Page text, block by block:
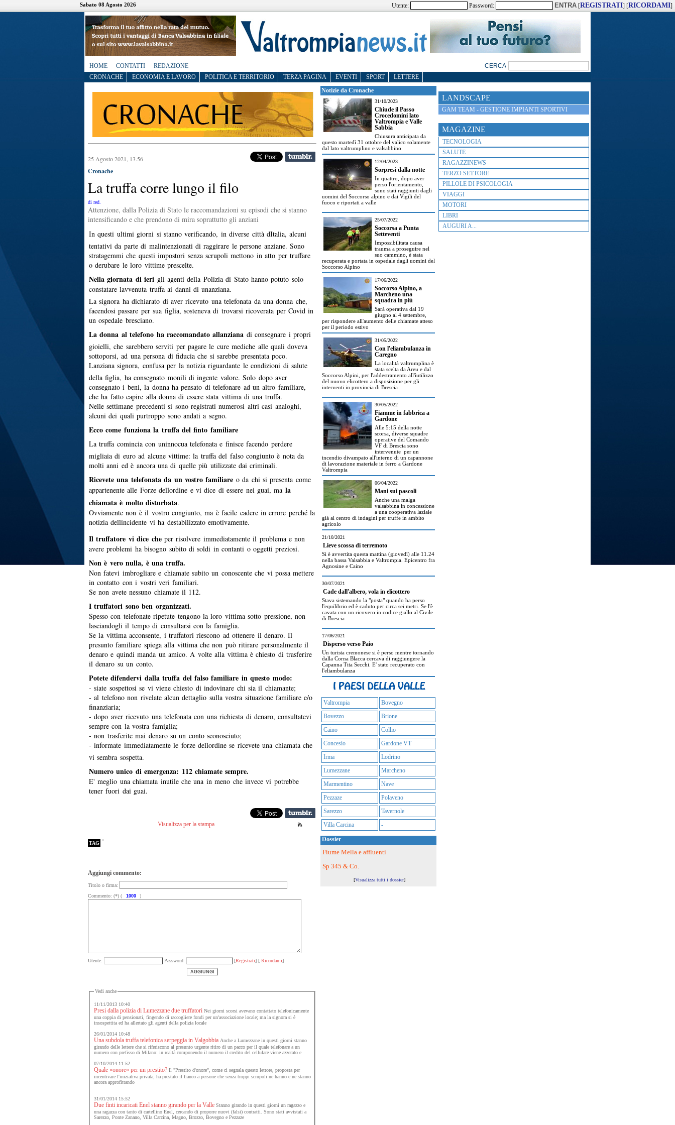
Sabato 08 Agosto 2026 Utente: Password: [REGISTRATI] [RICORDAMI]
HOME CONTATTI
REDAZIONE
CRONACHE
ECONOMIA E LAVORO POLITICA E TERRITORIO TERZA PAGINA EVENTI SPORT LETTERE
LANDSCAPE
GAM TEAM - GESTIONE IMPIANTI SPORTIVI
MAGAZINE
TECNOLOGIA
SALUTE
RAGAZZINEWS
TERZO SETTORE
PILLOLE DI PSICOLOGIA
VIAGGI
MOTORI
LIBRI
AUGURI A...
25 Agosto 2021, 13.56
Cronache
La truffa corre lungo il filo
di red.
Attenzione, dalla Polizia di Stato le raccomandazioni su episodi che si stanno
intensificando e che prendono di mira soprattutto gli anziani
In questi ultimi giorni si stanno verificando, in diverse città dItalia, alcuni
tentativi da parte di malintenzionati di raggirare le persone anziane. Sono
stratagemmi che questi impostori senza scrupoli mettono in atto per truffare
o derubare le loro vittime prescelte.
Nella giornata di ieri gli agenti della Polizia di Stato hanno potuto solo
constatare lavvenuta truffa ai danni di unanziana.
La signora ha dichiarato di aver ricevuto una telefonata da una donna che,
facendosi passare per sua figlia, sosteneva di trovarsi ricoverata per Covid in
un ospedale bresciano.
La donna al telefono ha raccomandato allanziana di consegnare i propri
gioielli, che sarebbero serviti per pagare le cure mediche alle quali doveva
sottoporsi, ad una persona di fiducia che si sarebbe presentata poco.
Lanziana signora, confusa per la notizia riguardante le condizioni di salute
della figlia, ha consegnato monili di ingente valore. Solo dopo aver
consegnato i beni, la donna ha pensato di telefonare ad un altro familiare,
che ha fatto capire alla donna di essere stata vittima di una truffa.
Nelle settimane precedenti si sono registrati numerosi altri casi analoghi,
alcuni dei quali purtroppo sono andati a segno.
Ecco come funziona la truffa del finto familiare
La truffa comincia con uninnocua telefonata e finisce facendo perdere
migliaia di euro ad alcune vittime: la truffa del falso congiunto è nota da
molti anni ed è ancora una di quelle più utilizzate dai criminali.
Ricevete una telefonata da un vostro familiare o da chi si presenta come
appartenente alle Forze dellordine e vi dice di essere nei guai, ma la
chiamata è molto disturbata.
Ovviamente non è il vostro congiunto, ma è facile cadere in errore perché la
notizia dellincidente vi ha destabilizzato emotivamente.
Il truffatore vi dice cheper risolvere immediatamente il problema e non
avere problemi ha bisogno subito di soldi in contanti o oggetti preziosi.
Non è vero nulla, è una truffa.
Non fatevi imbrogliare e chiamate subito un conoscente che vi possa mettere
in contatto con i vostri veri familiari.
Se non avete nessuno chiamate il 112.
I truffatori sono ben organizzati.
Spesso con telefonate ripetute tengono la loro vittima sotto pressione, non
lasciandogli il tempo di consultarsi con la famiglia.
Se la vittima acconsente, i truffatori riescono ad ottenere il denaro. Il
presunto familiare spiega alla vittima che non può ritirare personalmente il
denaro e quindi manda un amico. A volte alla vittima è chiesto di trasferire
il denaro su un conto.
Potete difendervi dalla truffa del falso familiare in questo modo:
- siate sospettosi se vi viene chiesto di indovinare chi sia il chiamante;
- al telefono non rivelate alcun dettaglio sulla vostra situazione familiare e/o
finanziaria;
- dopo aver ricevuto una telefonata con una richiesta di denaro, consultatevi
sempre con la vostra famiglia;
- non trasferite mai denaro su un conto sconosciuto;
- informate immediatamente le forze dellordine se ricevete una chiamata che
vi sembra sospetta.
Numero unico di emergenza: 112 chiamate sempre.
E' meglio una chiamata inutile che una in meno che invece vi potrebbe
tener fuori dai guai.
Visualizza per la stampa
TAG
Aggiungi commento:
Titolo o firma:
Commento: (*) (
)
Utente: Password: [Registrati] [ Ricordami]
Vedi anche
11/11/2013 10:40
Presi dalla polizia di Lumezzane due truffatoriNei giorni scorsi avevano contattato telefonicamente
una coppia di pensionati, fingendo di raccogliere fondi per un'associazione locale; ma la signora si è
insospettita ed ha allertato gli agenti della polizia locale
26/01/2014 10:48
Una subdola truffa telefonica serpeggia in ValgobbiaAnche a Lumezzane in questi giorni stanno
girando delle lettere che si riferiscono al presunto urgente ritiro di un pacco per il quale telefonare a un
numero con prefisso di Milano: in realtà componendo il numero il credito del cellulare viene azzerato e
07/10/2014 11:52
Quale «onore» per un prestito?Il "Prestito d'onore", come ci segnala questo lettore, proposta per
incentivare l'iniziativa privata, ha prestato il fianco a persone che senza troppi scrupoli ne hanno e ne stanno
ancora approfittando
31/01/2014 15:52
Due finti incaricati Enel stanno girando per la ValleStanno girando in questi giorni un ragazzo e
una ragazza con tanto di cartellino Enel, cercando di proporre nuovi (falsi) contratti. Sono stati avvistati a
Sarezzo, Ponte Zanano, Villa Carcina, Magno, Brozzo, Bovegno e Pezzaze
Notizie da Cronache
31/10/2023
Chiude il Passo
Crocedomini lato
Valtrompia e Valle
Sabbia
Chiusura anticipata da
questo martedì 31 ottobre del valico solamente
dal lato valtrumplino e valsabbino
12/04/2023
Sorpresi dalla notte
In quattro, dopo aver
perso l'orientamento,
sono stati raggiunti dagli
uomini del Soccorso alpino e dai Vigili del
fuoco e riportati a valle
25/07/2022
Soccorsa a Punta
Setteventi
Impossibilitata causa
trauma a proseguire nel
suo cammino, è stata
recuperata e portata in ospedale dagli uomini del
Soccorso Alpino
17/06/2022
Soccorso Alpino, a
Marcheno una
squadra in più
Sarà operativa dal 19
giugno al 4 settembre,
per rispondere all'aumento delle chiamate atteso
per il periodo estivo
31/05/2022
Con l'eliambulanza in
Caregno
La località valtrumplina è
stata scelta da Areu e dal
Soccorso Alpini, per l'addestramento all'ìutilizzo
del nuovo elicottero a disposizione per gli
interventi in provincia di Brescia
30/05/2022
Fiamme in fabbrica a
Gardone
Alle 5:15 della notte
scorsa, diverse squadre
operative del Comando
VF di Brescia sono
intervenute per un
incendio divampato all'interno di un capannone
di lavorazione materiale in ferro a Gardone
Valtrompia
06/04/2022
Mani sui pascoli
Anche una malga
valsabbina in concessione
a una cooperativa laziale
già al centro di indagini per truffe in ambito
agricolo
21/10/2021
Lieve scossa di terremoto
Si è avvertita questa mattina (giovedì) alle 11.24
nella bassa Valsabbia e Valtrompia. Epicentro fra
Agnosine e Caino
30/07/2021
Cade dall'albero, vola in elicottero
Stava sistemando la "posta" quando ha perso
l'equilibrio ed è caduto per circa sei metri. Se l'è
cavata con un ricovero in codice giallo al Civile
di Brescia
17/06/2021
Disperso verso Paio
Un turista cremonese si è perso mentre tornando
dalla Corna Blacca cercava di raggiungere la
Capanna Tita Secchi. E' stato recuperato con
l'eliambulanza
Valtrompia
Bovegno
Bovezzo
Brione
Caino
Collio
Concesio
Gardone VT
Irma
Lodrino
Lumezzane
Marcheno
Marmentino
Nave
Pezzaze
Polaveno
Sarezzo
Tavernole
Villa Carcina
-
Dossier
Fiume Mella e affluenti
Sp 345 & Co.
[Visualizza tutti i dossier]